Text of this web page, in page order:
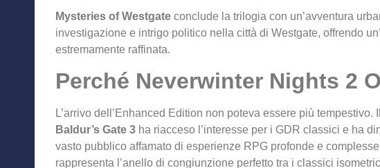
Mysteries of Westgate conclude la trilogia con un’avventura
investigazione e intrigo politico nella città di Westgate, offrendo
estremamente raffinata.
Perché Neverwinter Nights 2
L’arrivo dell’Enhanced Edition non poteva essere più tempestivo.
Baldur’s Gate 3 ha riacceso l’interesse per i GDR classici e ha
vasto pubblico affamato di esperienze RPG profonde e
rappresenta l’anello di congiunzione perfetto tra i classici